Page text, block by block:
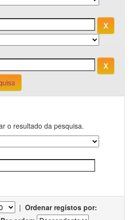
o resultado da pesquisa.
| Ordenar registos por: